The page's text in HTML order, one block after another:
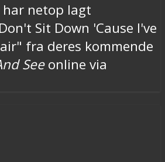
har netop lagt
Sit Down 'Cause I've
fra deres kommende
Seeonline via